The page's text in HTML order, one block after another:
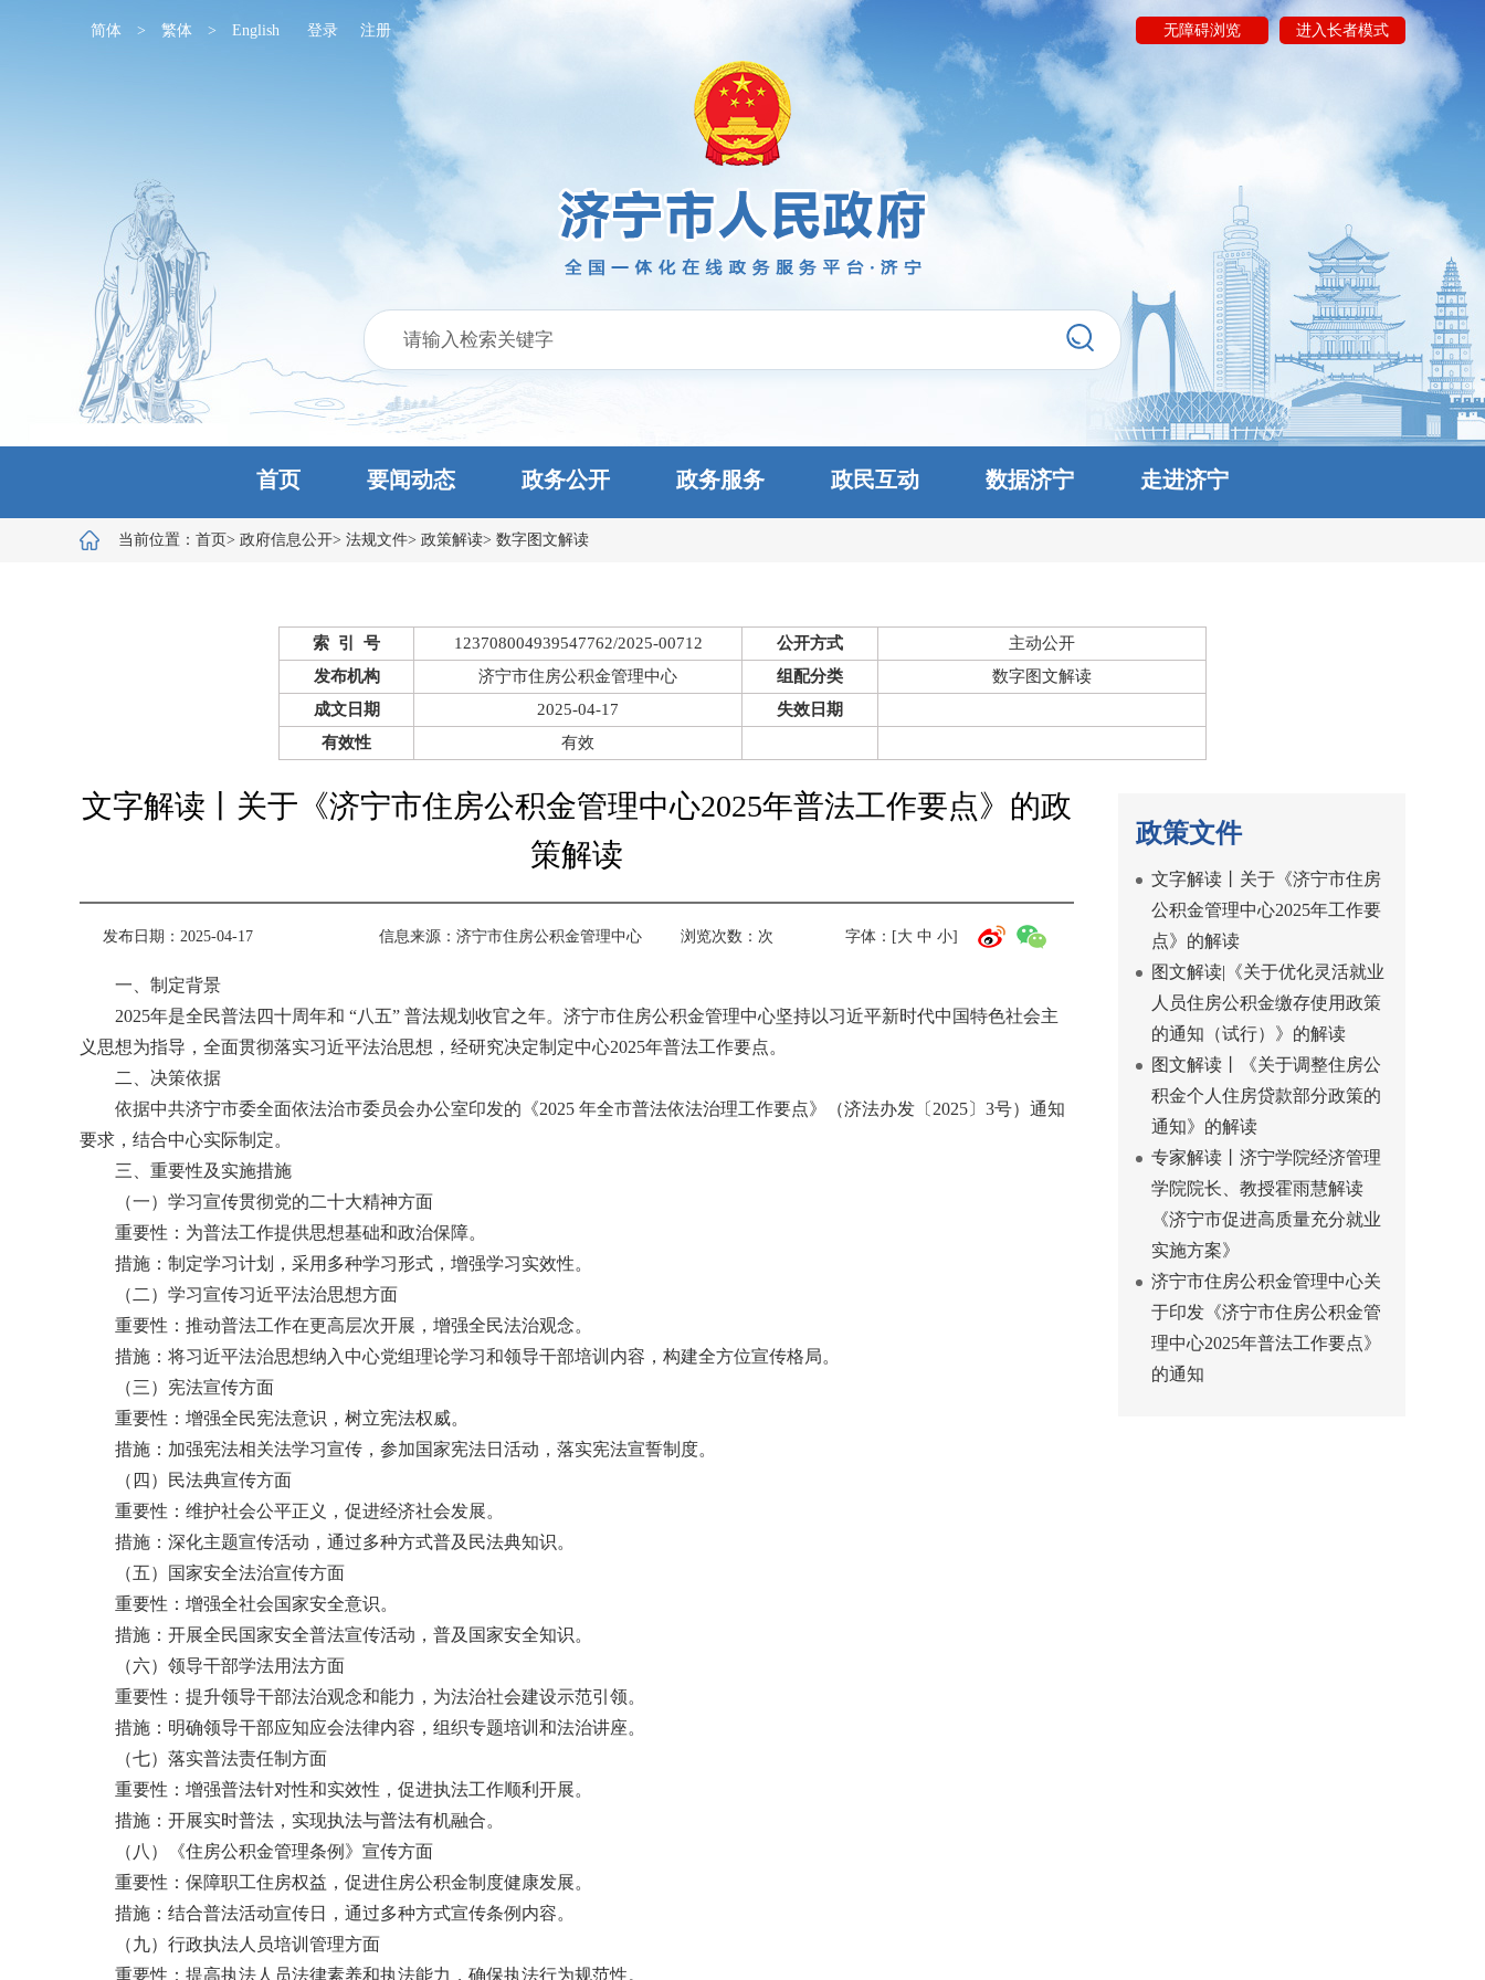
简体 > 繁体 > English 登录 注册 无障碍浏览 进入长者模式
首页 要闻动态 政务公开 政务服务 政民互动 数据济宁 走进济宁
当前位置： 首页> 政府信息公开> 法规文件> 政策解读> 数字图文解读
索 引 号 123708004939547762/2025-00712 公开方式
主动公开
发布机构
济宁市住房公积金管理中心 组配分类
数字图文解读
成文日期
2025-04-17
失效日期
有效性
有效
文字解读丨关于《济宁市住房公积金管理中心2025年普法工作要点》的政
策解读
发布日期：2025-04-17 信息来源： 济宁市住房公积金管理中心 浏览次数： 次 字体：[大 中 小]
一、制定背景
2025年是全民普法四十周年和 “八五” 普法规划收官之年。济宁市住房公积金管理中心坚持以习近平新时代中国特色社会主
义思想为指导，全面贯彻落实习近平法治思想，经研究决定制定中心2025年普法工作要点。
二、决策依据
依据中共济宁市委全面依法治市委员会办公室印发的《2025 年全市普法依法治理工作要点》（济法办发〔2025〕3号）通知
要求，结合中心实际制定。
三、重要性及实施措施
（一）学习宣传贯彻党的二十大精神方面
重要性：为普法工作提供思想基础和政治保障。
措施：制定学习计划，采用多种学习形式，增强学习实效性。
（二）学习宣传习近平法治思想方面
重要性：推动普法工作在更高层次开展，增强全民法治观念。
措施：将习近平法治思想纳入中心党组理论学习和领导干部培训内容，构建全方位宣传格局。
（三）宪法宣传方面
重要性：增强全民宪法意识，树立宪法权威。
措施：加强宪法相关法学习宣传，参加国家宪法日活动，落实宪法宣誓制度。
（四）民法典宣传方面
重要性：维护社会公平正义，促进经济社会发展。
措施：深化主题宣传活动，通过多种方式普及民法典知识。
（五）国家安全法治宣传方面
重要性：增强全社会国家安全意识。
措施：开展全民国家安全普法宣传活动，普及国家安全知识。
（六）领导干部学法用法方面
重要性：提升领导干部法治观念和能力，为法治社会建设示范引领。
措施：明确领导干部应知应会法律内容，组织专题培训和法治讲座。
（七）落实普法责任制方面
重要性：增强普法针对性和实效性，促进执法工作顺利开展。
措施：开展实时普法，实现执法与普法有机融合。
（八）《住房公积金管理条例》宣传方面
重要性：保障职工住房权益，促进住房公积金制度健康发展。
措施：结合普法活动宣传日，通过多种方式宣传条例内容。
（九）行政执法人员培训管理方面
重要性：提高执法人员法律素养和执法能力，确保执法行为规范性。
政策文件
文字解读丨关于《济宁市住房
公积金管理中心2025年工作要
点》的解读
图文解读|《关于优化灵活就业
人员住房公积金缴存使用政策
的通知（试行）》的解读
图文解读丨《关于调整住房公
积金个人住房贷款部分政策的
通知》的解读
专家解读丨济宁学院经济管理
学院院长、教授霍雨慧解读
《济宁市促进高质量充分就业
实施方案》
济宁市住房公积金管理中心关
于印发《济宁市住房公积金管
理中心2025年普法工作要点》
的通知